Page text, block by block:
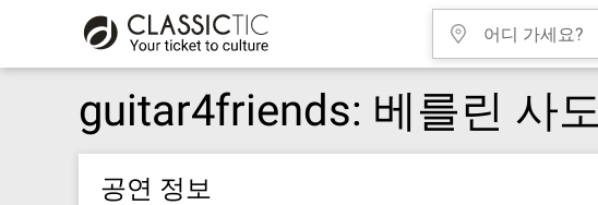
guitar4friends: 베를린 사
공연 정보